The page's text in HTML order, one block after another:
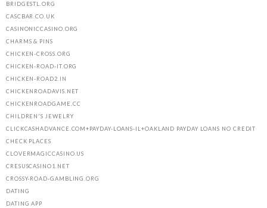
BRIDGESTL.ORG
CASCBAR.CO.UK
CASINONICCASINO.ORG
CHARMS & PINS
CHICKEN-CROSS.ORG
CHICKEN-ROAD-IT.ORG
CHICKEN-ROAD2.IN
CHICKENROADAVIS.NET
CHICKENROADGAME.CC
CHILDREN'S JEWELRY
CLICKCASHADVANCE.COM+PAYDAY-LOANS-IL+OAKLAND PAYDAY LOANS NO CREDIT
CHECK PLACES
CLOVERMAGICCASINO.US
CRESUSCASINO1.NET
CROSSY-ROAD-GAMBLING.ORG
DATING
DATING APP